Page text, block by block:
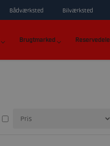
Bådværksted Bilværksted
Brugtmarked Reservedele